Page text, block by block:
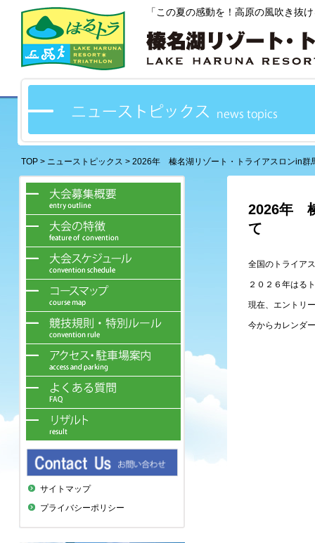
「この夏の感動を！高原の風吹き抜
TOP > ニューストピックス > 2026年 榛名湖リゾート・トライアスロンin群
サイトマップ
プライバシーポリシー
2026年
て
全国のトライア
２０２６年はる
現在、エントリ
今からカレンダ